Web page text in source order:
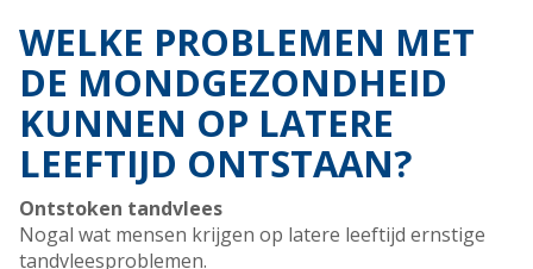
WELKE PROBLEMEN MET
DE MONDGEZONDHEID
KUNNEN OP LATERE
LEEFTIJD ONTSTAAN?
Ontstoken tandvlees
Nogal wat mensen krijgen op latere leeftijd ernstige
tandvleesproblemen.